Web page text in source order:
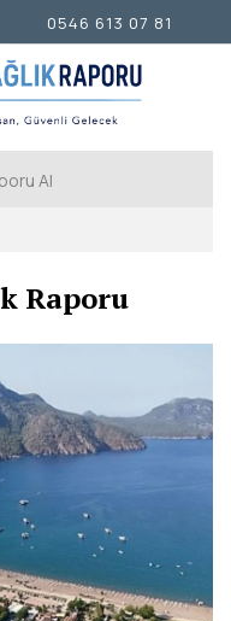
Al
Raporu
0546 613 07 81